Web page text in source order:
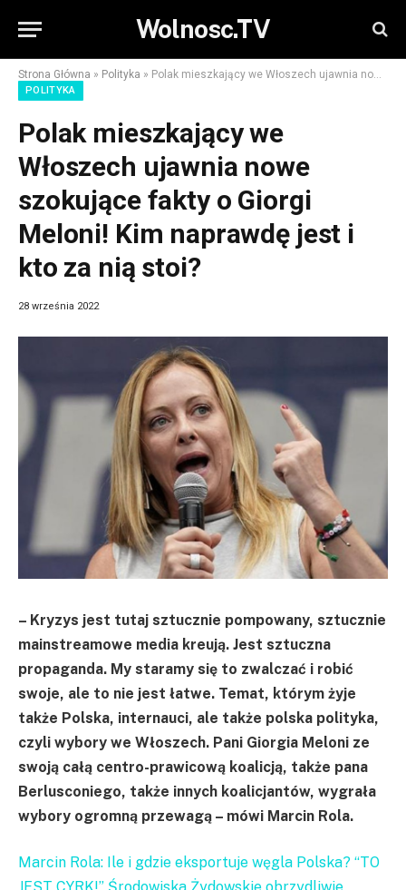
Wolnosc.TV
Strona Główna » Polityka » Polak mieszkający we Włoszech ujawnia nowe szokujące fakty o Giorgi Meloni! Kim naprawdę jest i kto za nią stoi?
POLITYKA
Polak mieszkający we
Włoszech ujawnia nowe
szokujące fakty o Giorgi
Meloni! Kim naprawdę jest i
kto za nią stoi?
28 września 2022
– Kryzys jest tutaj sztucznie pompowany, sztucznie
mainstreamowe media kreują. Jest sztuczna
propaganda. My staramy się to zwalczać i robić
swoje, ale to nie jest łatwe. Temat, którym żyje
także Polska, internauci, ale także polska polityka,
czyli wybory we Włoszech. Pani Giorgia Meloni ze
swoją całą centro-prawicową koalicją, także pana
Berlusconiego, także innych koalicjantów, wygrała
wybory ogromną przewagą – mówi Marcin Rola.
Marcin Rola: Ile i gdzie eksportuje węgla Polska? “TO